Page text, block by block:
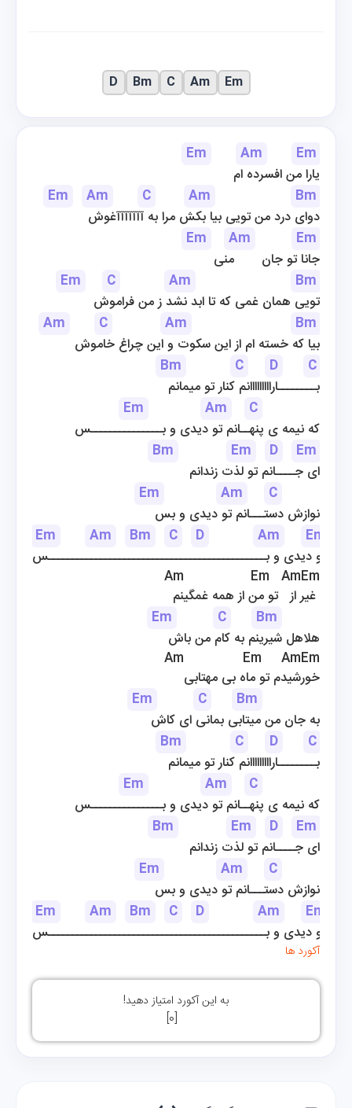
Em Am
Em
یارا من افسرده ام
Em
Am C Am
Bm
دوای درد من تویی بیا بکش مرا به آآآآآآآغوش
Em
Am
Em
جانا تو جان       منی
Em
C Am
Bm
تویی همان غمی که تا ابد نشد ز من فراموش
Am
C Am
Bm
بیا که خسته ام از این سکوت و این چراغ خاموش
Bm
C D
C
بــــــــارااااااااانم کنار تو میمانم
Em
Am
C
که نیمه ی پنهــانم تو دیدی و بـــــــــــــــس
Bm
Em D
Em
ای جــــانم تو لذت زندانم
Em
Am
C
نوازش دستـــانم تو دیدی و بس
Em
Am Bm C D Am
Em
تو دیدی و بــــــــــــــــــــــــــــــــــــــــــــــس
Am                 Em   AmEm
Em
C
Bm
هلاهل شیرینم به کام من باش
Am               Em     AmEm
خورشیدم تو ماه بی مهتابی
Em
C
Bm
به جان من میتابی بمانی ای کاش
Bm
C D
C
بــــــــارااااااااانم کنار تو میمانم
Em
Am
C
که نیمه ی پنهــانم تو دیدی و بـــــــــــــــس
Bm
Em D
Em
ای جــــانم تو لذت زندانم
Em
Am
C
نوازش دستـــانم تو دیدی و بس
Em
Am Bm C D Am
Em
تو دیدی و بــــــــــــــــــــــــــــــــــــــــــــــس
آکورد ها
به این آکورد امتیاز دهید!
[
0
]
Em
Am
C
Bm
D